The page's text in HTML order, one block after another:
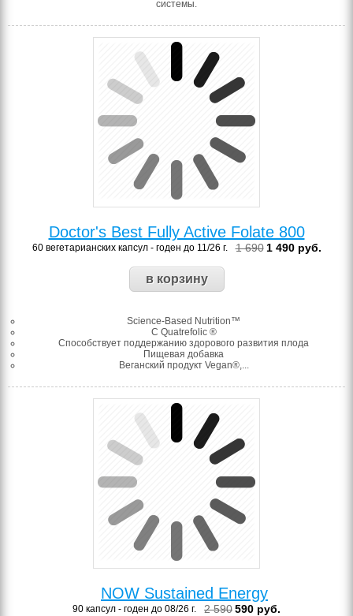
системы.
Doctor's Best Fully Active Folate 800
60 вегетарианских капсул - годен до 11/26 г. 1 690 1 490 руб.
Science-Based Nutrition™
С Quatrefolic ®️
Способствует поддержанию здорового развития плода
Пищевая добавка
Веганский продукт Vegan®,...
NOW Sustained Energy
90 капсул - годен до 08/26 г. 2 590590 руб.